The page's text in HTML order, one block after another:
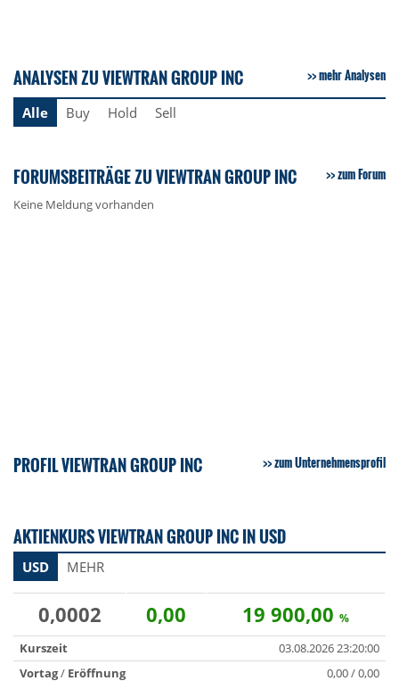
ANALYSEN ZU VIEWTRAN GROUP INC mehr Analysen
Alle Buy Hold Sell
FORUMSBEITRÄGE ZU VIEWTRAN GROUP INC zum Forum
Keine Meldung vorhanden
PROFIL VIEWTRAN GROUP INC zum Unternehmensprofil
AKTIENKURS VIEWTRAN GROUP INC IN USD
USD MEHR
0,0002 0,00 19 900,00 %
Kurszeit
03.08.2026 23:20:00
Vortag/ Eröffnung 0,00 / 0,00